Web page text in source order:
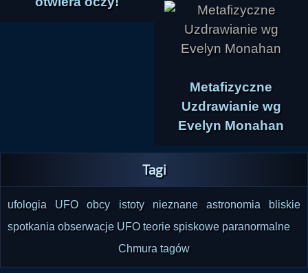
Metafizyczne
Uzdrawianie wg
Evelyn Monahan
Tagi
ufologia UFO obcy istoty nieznane astronomia
bliskie
spotkania obserwacje UFO teorie spiskowe paranormalne
Chmura tagów